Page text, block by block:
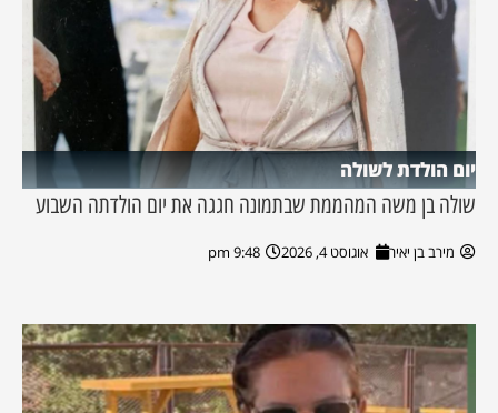
יום הולדת לשולה
שולה בן משה המהממת שבתמונה חגגה את יום הולדתה השבוע
מירב בן יאיר אוגוסט 4, 2026 9:48 pm